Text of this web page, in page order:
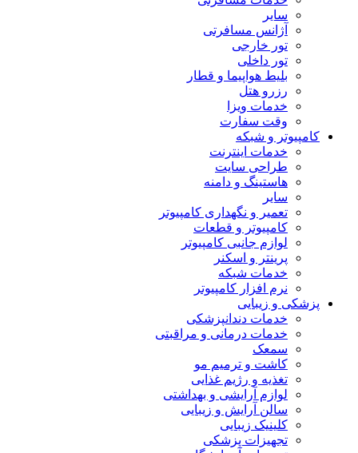
سایر
آژانس مسافرتی
تور خارجی
تور داخلی
بلیط هواپیما و قطار
رزرو هتل
خدمات ویزا
وقت سفارت
کامپیوتر و شبکه
خدمات اینترنت
طراحی سایت
هاستینگ و دامنه
سایر
تعمیر و نگهداری کامپیوتر
کامپیوتر و قطعات
لوازم جانبی کامپیوتر
پرینتر و اسکنر
خدمات شبکه
نرم افزار کامپیوتر
پزشکی و زیبایی
خدمات دندانپزشکی
خدمات درمانی و مراقبتی
سمعک
کاشت و ترمیم مو
تغذیه و رژیم غذایی
لوازم آرایشی و بهداشتی
سالن آرایش و زیبایی
کلینیک زیبایی
تجهیزات پزشکی